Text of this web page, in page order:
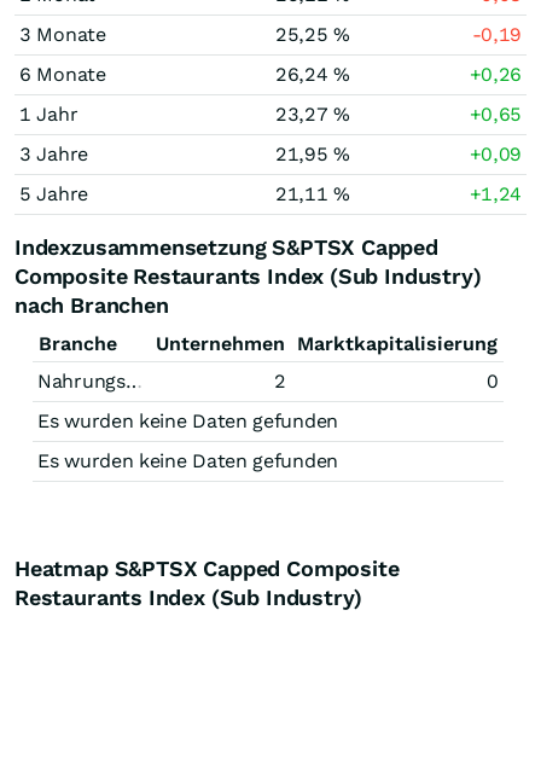
3 Monate
25,25 %
-0,19
6 Monate
26,24 %
+0,26
1 Jahr
23,27 %
+0,65
3 Jahre
21,95 %
+0,09
5 Jahre
21,11 % +1,24
Indexzusammensetzung S&PTSX Capped
Composite Restaurants Index (Sub Industry)
nach Branchen
Branche Unternehmen
Marktkapitalisierung
Nahrungsmittel
2
0
Es wurden keine Daten gefunden
Es wurden keine Daten gefunden
Heatmap S&PTSX Capped Composite
Restaurants Index (Sub Industry)